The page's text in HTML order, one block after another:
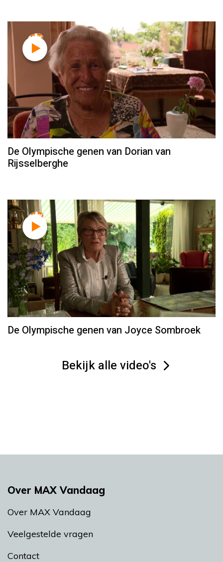
De Olympische genen van Dorian van
Rijsselberghe
De Olympische genen van Joyce Sombroek
Bekijk alle video's
Over MAX Vandaag
Over MAX Vandaag
Veelgestelde vragen
Contact